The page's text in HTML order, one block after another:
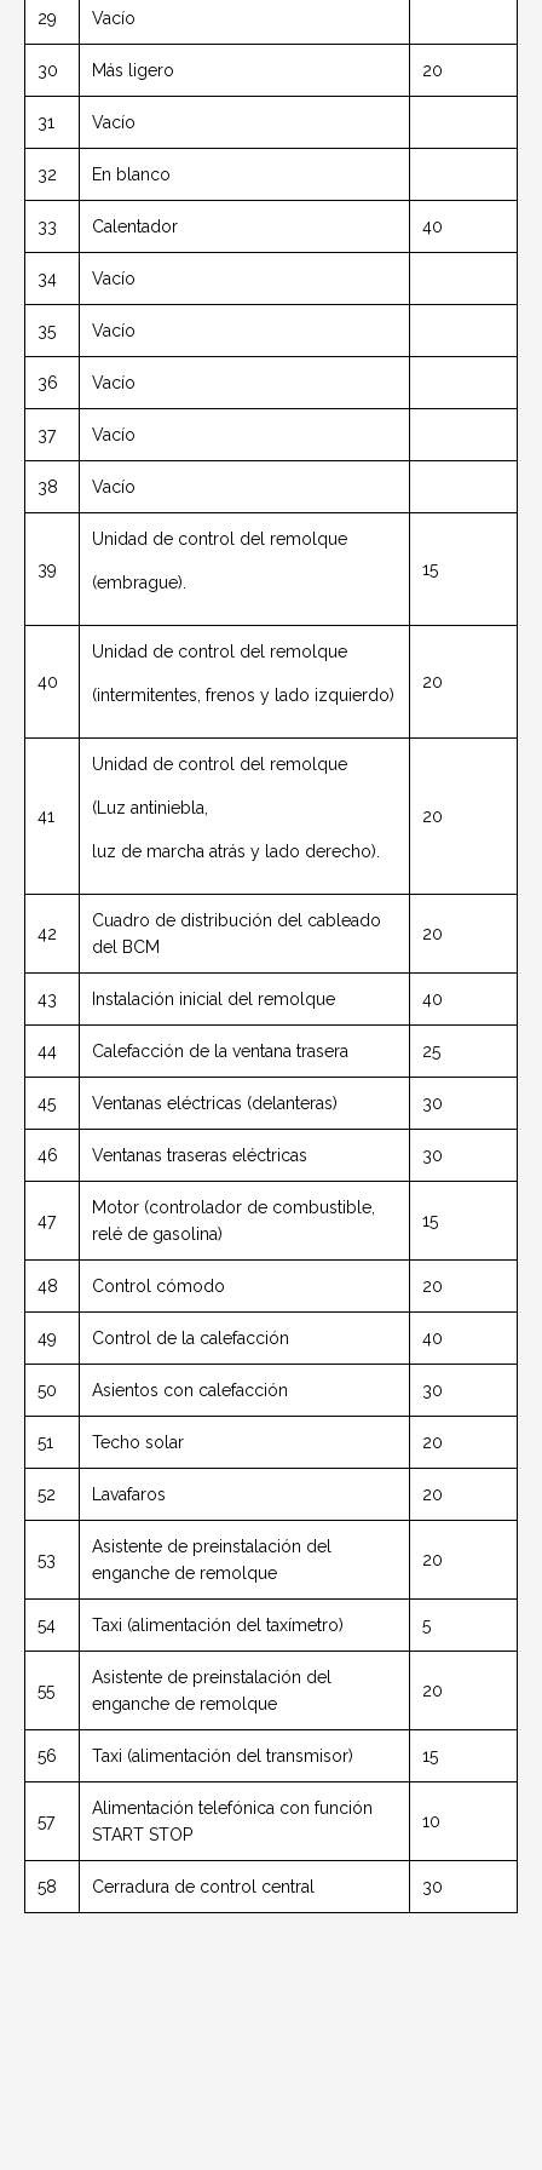
29 Vacío
30 Más ligero 20
31 Vacío
32 En blanco
33 Calentador 40
34 Vacío
35 Vacío
36 Vacío
37 Vacío
38 Vacío
39
Unidad de control del remolque
(embrague).
15
40
Unidad de control del remolque
(intermitentes, frenos y lado izquierdo)
20
41
Unidad de control del remolque
(Luz antiniebla,
luz de marcha atrás y lado derecho).
20
42
Cuadro de distribución del cableado
del BCM
20
43 Instalación inicial del remolque 40
44 Calefacción de la ventana trasera 25
45 Ventanas eléctricas (delanteras) 30
46 Ventanas traseras eléctricas 30
47
Motor (controlador de combustible,
relé de gasolina)
15
48 Control cómodo 20
49 Control de la calefacción 40
50 Asientos con calefacción 30
51 Techo solar 20
52 Lavafaros 20
53
Asistente de preinstalación del
enganche de remolque
20
54 Taxi (alimentación del taxímetro) 5
55
Asistente de preinstalación del
enganche de remolque
20
56 Taxi (alimentación del transmisor) 15
57
Alimentación telefónica con función
START STOP
10
58 Cerradura de control central 30